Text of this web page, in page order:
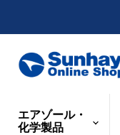
エアゾール・
化学製品